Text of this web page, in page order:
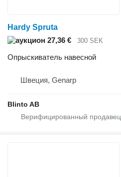
Hardy Spruta
27,36 €
300 SEK
Опрыскиватель навесной
Швеция, Genarp
Blinto AB